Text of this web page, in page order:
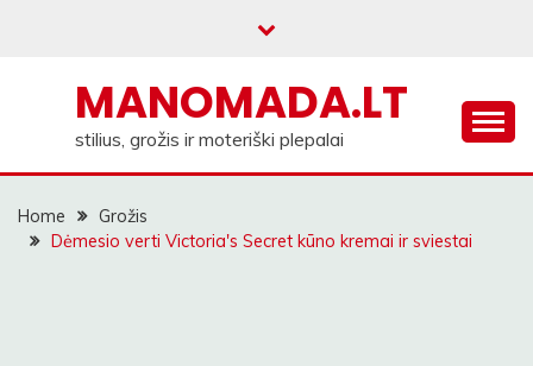
MANOMADA.LT
stilius, grožis ir moteriški plepalai
Home
Grožis
Dėmesio verti Victoria's Secret kūno kremai ir sviestai